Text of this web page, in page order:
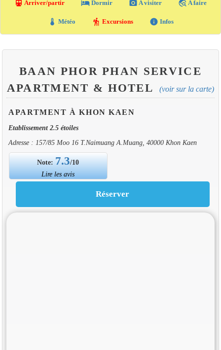
directions_transit Arriver/partir local_hotel Dormir photo_camera A visiter travel_explore A faire
thermostat Météo hiking Excursions info Infos
BAAN PHOR PHAN SERVICE
APARTMENT & HOTEL
(voir sur la carte)
APARTMENT À KHON KAEN
Etablissement 2.5 étoiles
Adresse : 157/85 Moo 16 T.Naimuang A.Muang, 40000 Khon Kaen
Note: 7.3/10
Lire les avis